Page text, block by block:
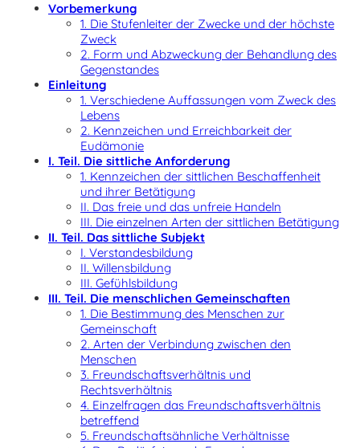
Vorbemerkung
1. Die Stufenleiter der Zwecke und der höchste
Zweck
2. Form und Abzweckung der Behandlung des
Gegenstandes
Einleitung
1. Verschiedene Auffassungen vom Zweck des
Lebens
2. Kennzeichen und Erreichbarkeit der
Eudämonie
I. Teil. Die sittliche Anforderung
1. Kennzeichen der sittlichen Beschaffenheit
und ihrer Betätigung
II. Das freie und das unfreie Handeln
III. Die einzelnen Arten der sittlichen Betätigung
II. Teil. Das sittliche Subjekt
I. Verstandesbildung
II. Willensbildung
III. Gefühlsbildung
III. Teil. Die menschlichen Gemeinschaften
1. Die Bestimmung des Menschen zur
Gemeinschaft
2. Arten der Verbindung zwischen den
Menschen
3. Freundschaftsverhältnis und
Rechtsverhältnis
4. Einzelfragen das Freundschaftsverhältnis
betreffend
5. Freundschaftsähnliche Verhältnisse